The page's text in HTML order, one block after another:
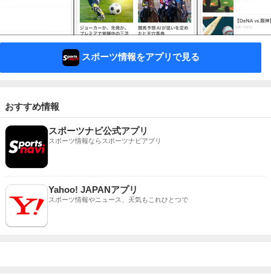
スポーツ情報をアプリで見る
おすすめ情報
スポーツナビ公式アプリ
スポーツ情報ならスポーツナビアプリ
Yahoo! JAPANアプリ
スポーツ情報やニュース、天気もこれひとつで